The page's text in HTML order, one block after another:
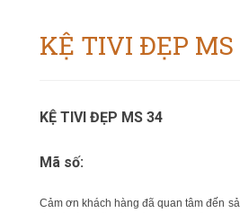
KỆ TIVI ĐẸP MS
KỆ TIVI ĐẸP MS 34
Mã số:
Cảm ơn khách hàng đã quan tâm đến